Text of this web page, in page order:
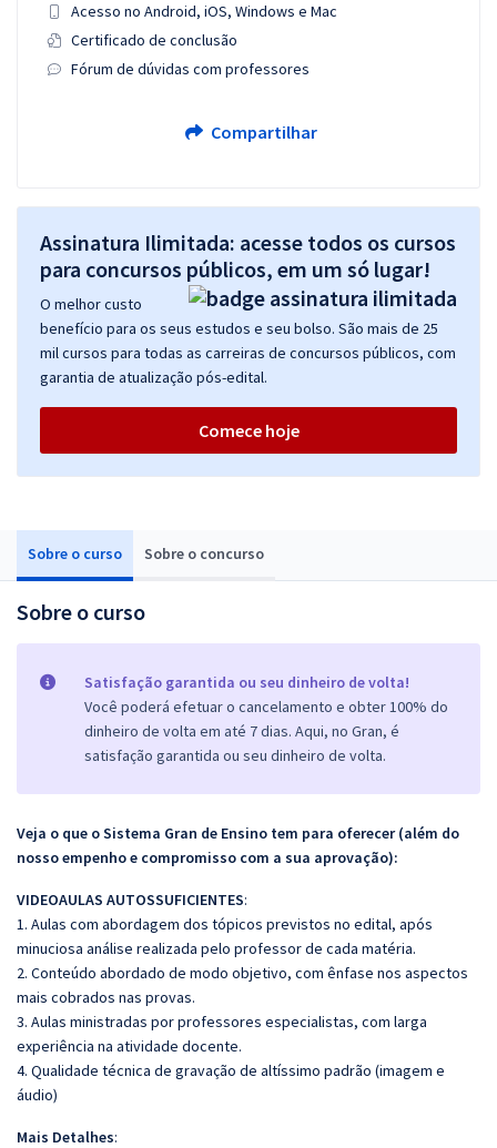
Sobre o curso Sobre o concurso
Sobre o curso
Satisfação garantida ou seu dinheiro de volta!
Você poderá efetuar o cancelamento e obter 100% do
dinheiro de volta em até 7 dias. Aqui, no Gran, é
satisfação garantida ou seu dinheiro de volta.
Veja o que o Sistema Gran de Ensino tem para oferecer (além do
nosso empenho e compromisso com a sua aprovação):
VIDEOAULAS AUTOSSUFICIENTES:
1. Aulas com abordagem dos tópicos previstos no edital, após
minuciosa análise realizada pelo professor de cada matéria.
2. Conteúdo abordado de modo objetivo, com ênfase nos aspectos
mais cobrados nas provas.
3. Aulas ministradas por professores especialistas, com larga
experiência na atividade docente.
4. Qualidade técnica de gravação de altíssimo padrão (imagem e
áudio)
Mais Detalhes:
Acesso no Android, iOS, Windows e Mac
Certificado de conclusão
Fórum de dúvidas com professores
Compartilhar
Assinatura Ilimitada: acesse todos os cursos
para concursos públicos, em um só lugar!
O melhor custo
benefício para os seus estudos e seu bolso. São mais de 25
mil cursos para todas as carreiras de concursos públicos, com
garantia de atualização pós-edital.
Comece hoje